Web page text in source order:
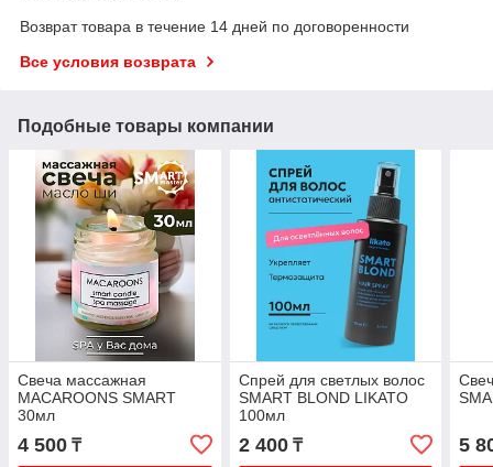
Возврат товара в течение 14 дней по договоренности
Все условия возврата
Подобные товары компании
Свеча массажная
MACAROONS SMART
30мл
4 500 ₸
Спрей для светлых волос
SMART BLOND LIKATO
100мл
2 400₸ 5